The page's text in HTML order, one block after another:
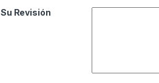
Su Revisión